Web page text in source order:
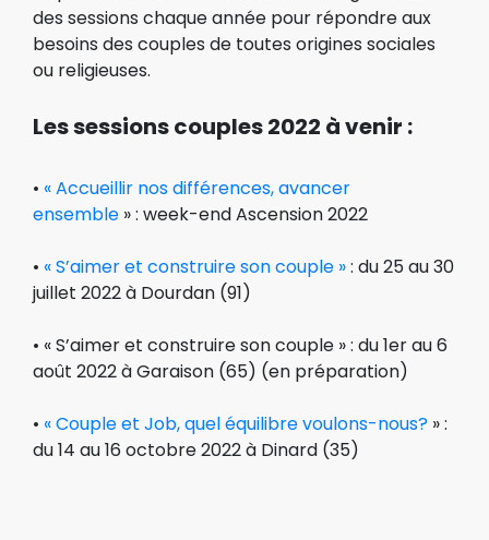
des sessions chaque année pour répondre aux
besoins des couples de toutes origines sociales
ou religieuses.
Les sessions couples 2022 à venir :
• « Accueillir nos différences, avancer
ensemble » : week-end Ascension 2022
• « S’aimer et construire son couple »: du 25 au 30
juillet 2022 à Dourdan (91)
• « S’aimer et construire son couple » : du 1er au 6
août 2022 à Garaison (65) (en préparation)
• « Couple et Job, quel équilibre voulons-nous? » :
du 14 au 16 octobre 2022 à Dinard (35)